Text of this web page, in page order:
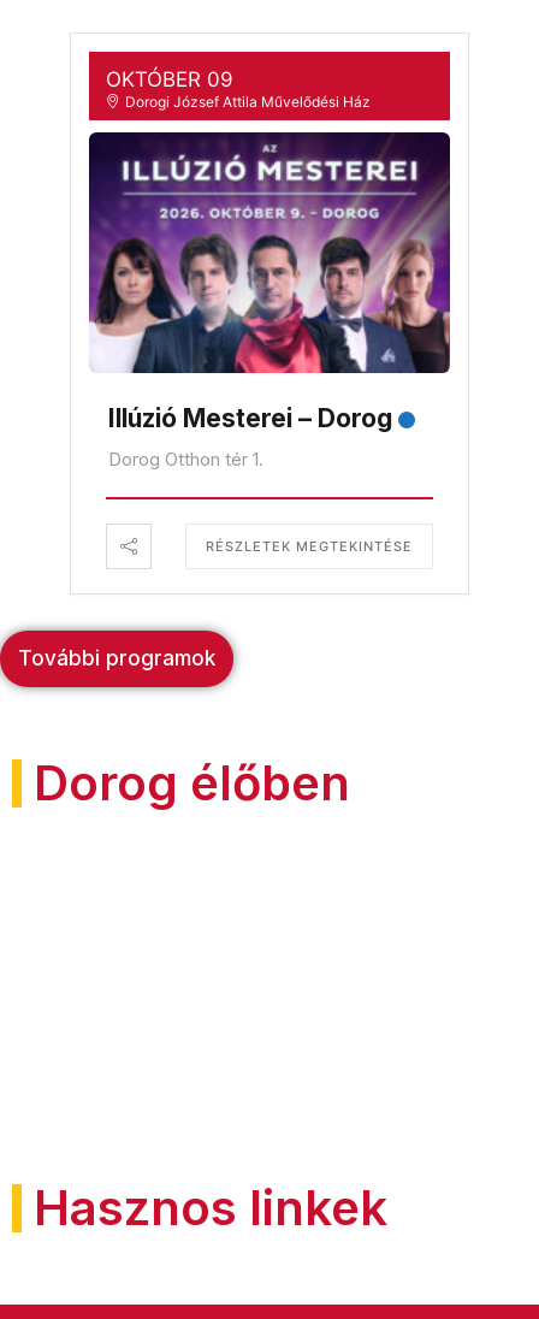
OKTÓBER 09
Dorogi József Attila Művelődési Ház
Illúzió Mesterei – Dorog
Dorog Otthon tér 1.
RÉSZLETEK MEGTEKINTÉSE
További programok
Dorog élőben
Hasznos linkek